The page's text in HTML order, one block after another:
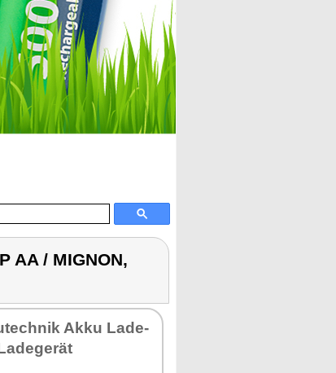
AA / MIGNON,
Ak­ku La­de­